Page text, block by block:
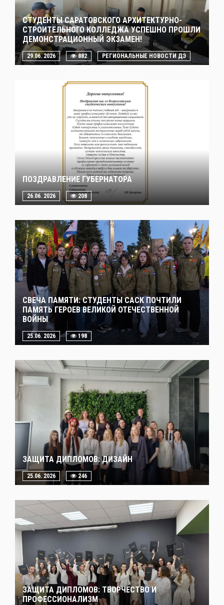
СТУДЕНТЫ САРАТОВСКОГО АРХИТЕКТУРНО-
СТРОИТЕЛЬНОГО КОЛЛЕДЖА УСПЕШНО ПРОШЛИ
ДЕМОНСТРАЦИОННЫЙ ЭКЗАМЕН!
29.06. 2026 882 РЕГИОНАЛЬНЫЕ НОВОСТИ ДЭ
ПОЗДРАВЛЕНИЕ ГУБЕРНАТОРА
26.06. 2026 208
СВЕЧА ПАМЯТИ: СТУДЕНТЫ САСК ПОЧТИЛИ
ПАМЯТЬ ГЕРОЕВ ВЕЛИКОЙ ОТЕЧЕСТВЕННОЙ
ВОЙНЫ
25.06. 2026 198
ЗАЩИТА ДИПЛОМОВ: ДИЗАЙН
25.06. 2026 246
ЗАЩИТА ДИПЛОМОВ: ТВОРЧЕСТВО И
ПРОФЕССИОНАЛИЗМ